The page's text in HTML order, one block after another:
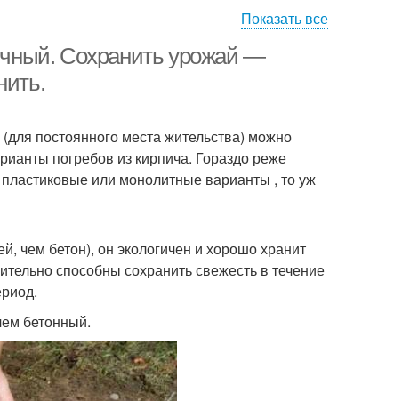
Показать все
Сохранить урожай —
постоянного места жительства) можно
погребов из кирпича. Гораздо реже
или монолитные варианты , то уж
чем бетон), он экологичен и хорошо хранит
способны сохранить свежесть в течение
бетонный.